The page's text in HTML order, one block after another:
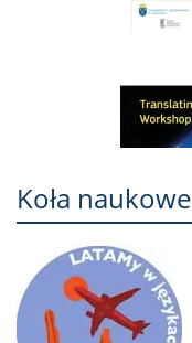
Koła naukowe